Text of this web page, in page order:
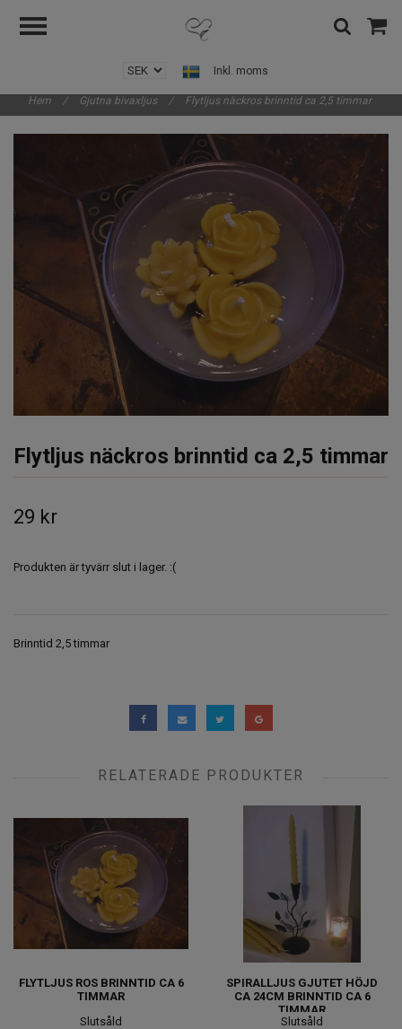
Inkl. moms
Hem / Gjutna bivaxljus / Flytljus näckros brinntid ca 2,5 timmar
Flytljus näckros brinntid ca 2,5 timmar
29 kr
Produkten är tyvärr slut i lager. :(
Brinntid 2,5 timmar
RELATERADE PRODUKTER
FLYTLJUS ROS BRINNTID CA 6
TIMMAR
Slutsåld
SPIRALLJUS GJUTET HÖJD
CA 24CM BRINNTID CA 6
TIMMAR
Slutsåld